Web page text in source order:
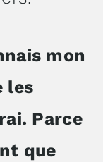
mon
les
Parce
que